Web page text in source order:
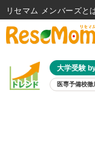
大学受験
医専予備校徹
リセマム メンバーズ